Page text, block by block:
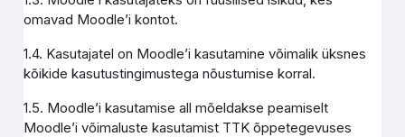
omavad Moodle’i kontot.
1.4. Kasutajatel on Moodle’i kasutamine võimalik üksnes
kõikide kasutustingimustega nõustumise korral.
1.5. Moodle’i kasutamise all mõeldakse peamiselt
Moodle’i võimaluste kasutamist TTK õppetegevuses